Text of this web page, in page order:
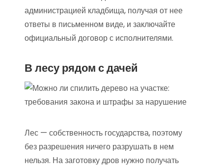
администрацией кладбища, получая от нее
ответы в письменном виде, и заключайте
официальный договор с исполнителями.
В лесу рядом с дачей
Лес — собственность государства, поэтому
без разрешения ничего разрушать в нем
нельзя. На заготовку дров нужно получать